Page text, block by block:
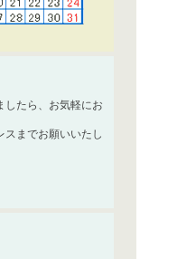
したら、お気軽にお
スまでお願いいたし